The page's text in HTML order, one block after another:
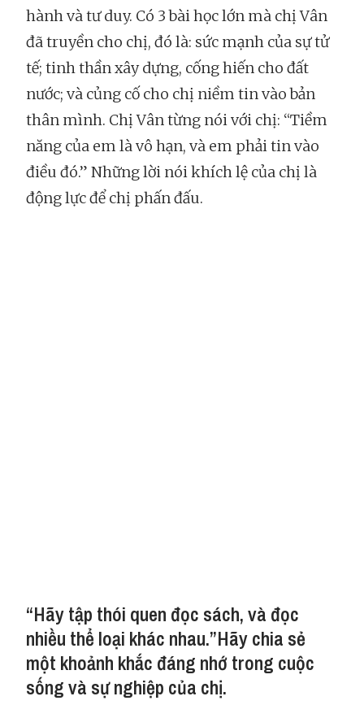
hành và tư duy. Có 3 bài học lớn mà chị Vân
đã truyền cho chị, đó là: sức mạnh của sự tử
tế; tinh thần xây dựng, cống hiến cho đất
nước; và củng cố cho chị niềm tin vào bản
thân mình. Chị Vân từng nói với chị: “Tiềm
năng của em là vô hạn, và em phải tin vào
điều đó.” Những lời nói khích lệ của chị là
động lực để chị phấn đấu.
“Hãy tập thói quen đọc sách, và đọc
nhiều thể loại khác nhau.”Hãy chia sẻ
một khoảnh khắc đáng nhớ trong cuộc
sống và sự nghiệp của chị.